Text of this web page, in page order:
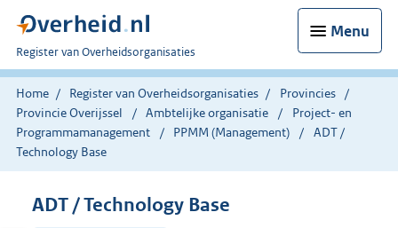
Menu
U
bent
nu
hier:
Register van Overheidsorganisaties
Home Register van Overheidsorganisaties
Provincies
Provincie Overijssel
Ambtelijke organisatie
Project- en
Programmamanagement
PPMM (Management)
ADT /
Technology Base
ADT / Technology Base